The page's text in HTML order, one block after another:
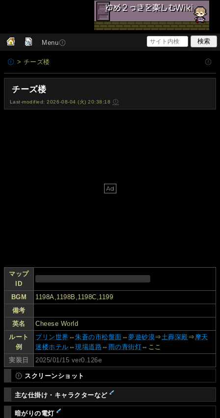
Menu
> チーズ楼
チーズ楼
Last-modified: 2026-08-04 (火) 20:38:18
マップ
ID
BGM
1198A,1198B,1198C,1199
備考
英名
Cheese World
ルート
例
プリン世界 ⇔朱蒼の市松盤面 ⇔夢遊砂漠⇒土葬深殿⇒ 摩天
迷楼ホテル ⇔現場道路 ⇔ 雨の青街灯 ⇔ここ
実装日
2025/01/15 ver0.126e
スクリーンショット
主な仕掛け・キャラクターなど
暗がりの電灯